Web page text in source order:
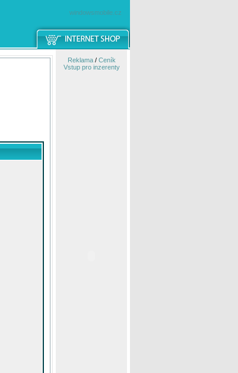
windowsmobile.cz
Reklama/ Ceník
Vstup pro inzerenty